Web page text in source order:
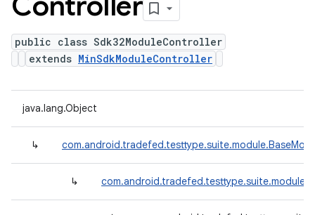
public class Sdk32ModuleController
extends MinSdkModuleController
java.lang.Object
↳
↳